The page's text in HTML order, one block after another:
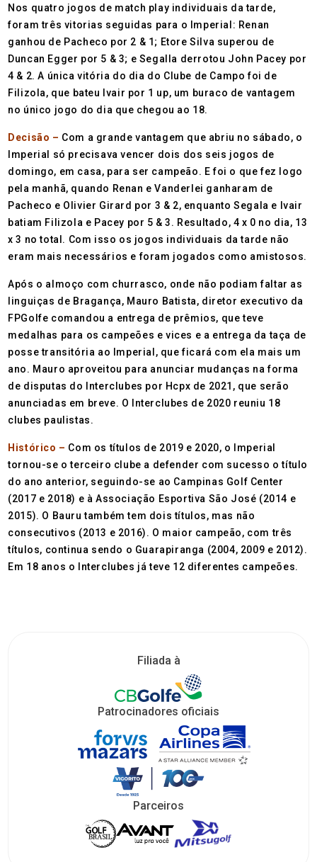
Nos quatro jogos de match play individuais da tarde,
foram três vitorias seguidas para o Imperial: Renan
ganhou de Pacheco por 2 & 1; Etore Silva superou de
Duncan Egger por 5 & 3; e Segalla derrotou John Pacey por
4 & 2. A única vitória do dia do Clube de Campo foi de
Filizola, que bateu Ivair por 1 up, um buraco de vantagem
no único jogo do dia que chegou ao 18.
Decisão – Com a grande vantagem que abriu no sábado, o
Imperial só precisava vencer dois dos seis jogos de
domingo, em casa, para ser campeão. E foi o que fez logo
pela manhã, quando Renan e Vanderlei ganharam de
Pacheco e Olivier Girard por 3 & 2, enquanto Segala e Ivair
batiam Filizola e Pacey por 5 & 3. Resultado, 4 x 0 no dia, 13
x 3 no total. Com isso os jogos individuais da tarde não
eram mais necessários e foram jogados como amistosos.
Após o almoço com churrasco, onde não podiam faltar as
linguiças de Bragança, Mauro Batista, diretor executivo da
FPGolfe comandou a entrega de prêmios, que teve
medalhas para os campeões e vices e a entrega da taça de
posse transitória ao Imperial, que ficará com ela mais um
ano. Mauro aproveitou para anunciar mudanças na forma
de disputas do Interclubes por Hcpx de 2021, que serão
anunciadas em breve. O Interclubes de 2020 reuniu 18
clubes paulistas.
Histórico – Com os títulos de 2019 e 2020, o Imperial
tornou-se o terceiro clube a defender com sucesso o título
do ano anterior, seguindo-se ao Campinas Golf Center
(2017 e 2018) e à Associação Esportiva São José (2014 e
2015). O Bauru também tem dois títulos, mas não
consecutivos (2013 e 2016). O maior campeão, com três
títulos, continua sendo o Guarapiranga (2004, 2009 e 2012).
Em 18 anos o Interclubes já teve 12 diferentes campeões.
Filiada à
Patrocinadores oficiais
Parceiros